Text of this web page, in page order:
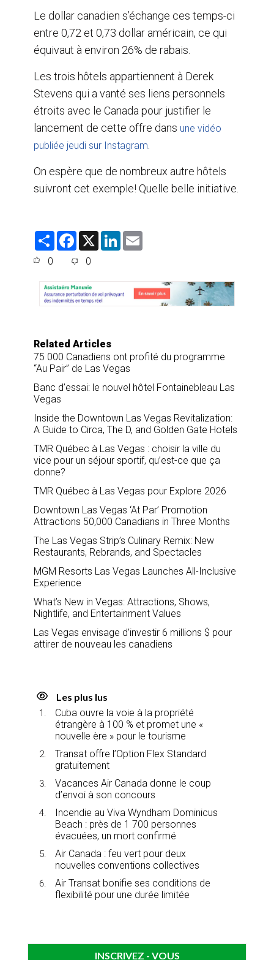
Le dollar canadien s’échange ces temps-ci
entre 0,72 et 0,73 dollar américain, ce qui
équivaut à environ 26% de rabais.
Les trois hôtels appartiennent à Derek
Stevens qui a vanté ses liens personnels
étroits avec le Canada pour justifier le
lancement de cette offre dans une vidéo
publiée jeudi sur Instagram
On espère que de nombreux autre hôtels
suivront cet exemple! Quelle belle initiative.
S
F
e
o
o
k
X
L
I
0 0
Related Articles
75 000 Canadiens ont profité du programme
“Au Pair” de Las Vegas
Banc d’essai: le nouvel hôtel Fontainebleau Las
Vegas
Inside the Downtown Las Vegas Revitalization:
A Guide to Circa, The D, and Golden Gate Hotels
TMR Québec à Las Vegas : choisir la ville du
vice pour un séjour sportif, qu’est-ce que ça
donne?
TMR Québec à Las Vegas pour Explore 2026
Downtown Las Vegas ‘At Par’ Promotion
Attractions 50,000 Canadians in Three Months
The Las Vegas Strip’s Culinary Remix: New
Restaurants, Rebrands, and Spectacles
MGM Resorts Las Vegas Launches All-Inclusive
Experience
What’s New in Vegas: Attractions, Shows,
Nightlife, and Entertainment Values
Las Vegas envisage d’investir 6 millions $ pour
attirer de nouveau les canadiens
Les plus lus
Cuba ouvre la voie à la propriété
étrangère à 100 % et promet une «
nouvelle ère » pour le tourisme
Transat offre l’Option Flex Standard
gratuitement
Vacances Air Canada donne le coup
d’envoi à son concours
Incendie au Viva Wyndham Dominicus
Beach : près de 1 700 personnes
évacuées, un mort confirmé
Air Canada : feu vert pour deux
nouvelles conventions collectives
Air Transat bonifie ses conditions de
flexibilité pour une durée limitée
INSCRIVEZ - VOUS